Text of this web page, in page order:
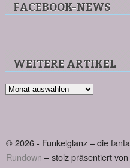
FACEBOOK-NEWS
WEITERE ARTIKEL
Weitere
© 2026 - Funkelglanz – die
Rundown – stolz präsentiert von